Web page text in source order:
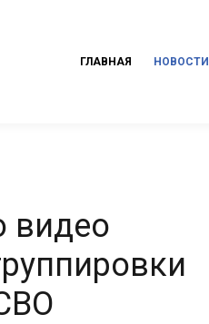
ГЛАВНАЯ НОВОСТИ
видео